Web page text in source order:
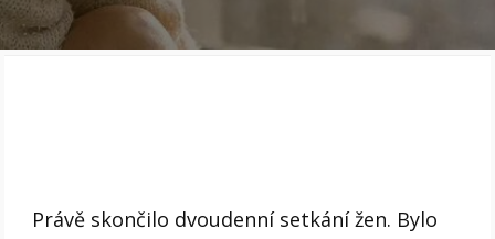
Právě skončilo dvoudenní setkání žen. Bylo